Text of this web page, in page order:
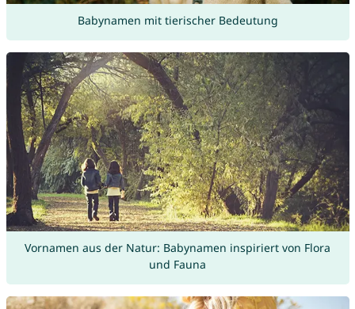
Babynamen mit tierischer Bedeutung
Vornamen aus der Natur: Babynamen inspiriert von Flora
und Fauna